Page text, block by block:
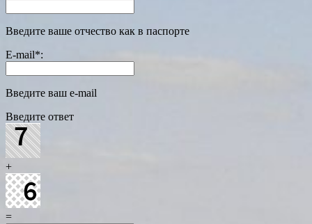
Введите ваше отчество как в паспорте
E-mail*:
Введите ваш e-mail
Введите ответ
+
=